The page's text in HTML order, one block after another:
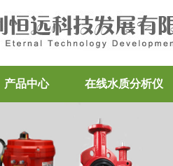
产品中心 在线水质分析仪